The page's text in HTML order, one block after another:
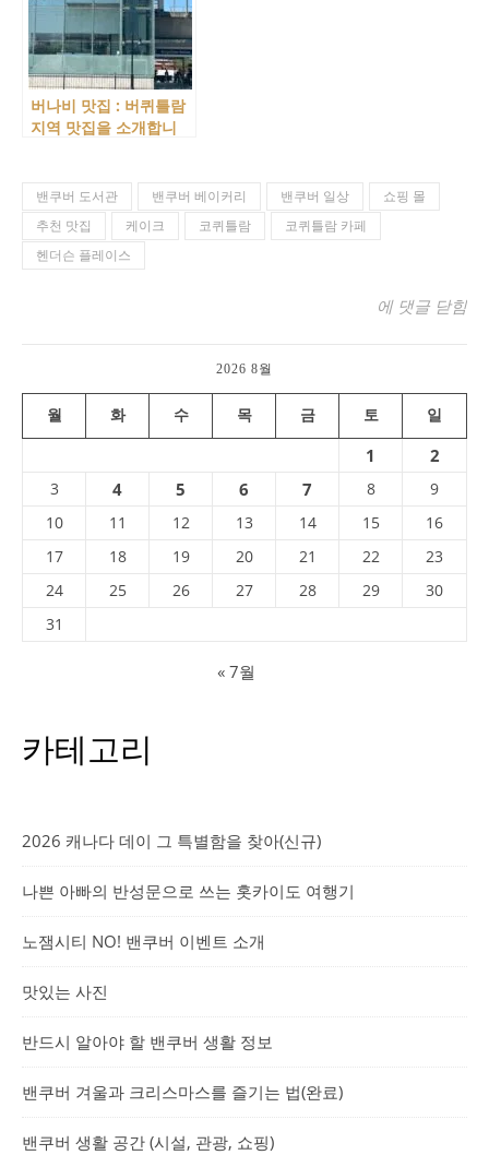
버나비 맛집 : 버퀴틀람
지역 맛집을 소개합니
밴쿠버 도서관 밴쿠버 베이커리 밴쿠버 일상
쇼핑 몰
추천 맛집
케이크 코퀴틀람
코퀴틀람 카페
헨더슨 플레이스
코퀴틀람의 추
에 댓글 닫힘
2026 8월
월 화 수 목 금 토 일
1 2
3 4 5 6 7 8
9
10
11 12 13 14 15
16
17
18 19 20 21 22
23
24
25 26 27 28 29
30
31
« 7월
카테고리
2026 캐나다 데이 그 특별함을 찾아(신규)
나쁜 아빠의 반성문으로 쓰는 홋카이도 여행기
노잼시티 NO! 밴쿠버 이벤트 소개
맛있는 사진
반드시 알아야 할 밴쿠버 생활 정보
밴쿠버 겨울과 크리스마스를 즐기는 법(완료)
밴쿠버 생활 공간 (시설, 관광, 쇼핑)